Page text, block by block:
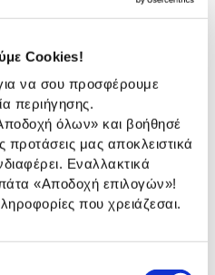
Cookies!
να σου προσφέρουμε
περιήγησης.
όλων» και βοήθησέ
μας αποκλειστικά
Εναλλακτικά
«Αποδοχή επιλογών»!
που χρειάζεσαι.
Θήκη CD/DVD
50 τεμ. Διαφανής
Προσθήκη
DVD+R 25 τεμ.